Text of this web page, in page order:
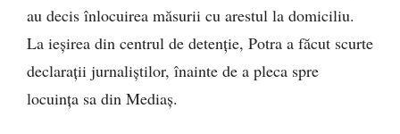
au decis înlocuirea măsurii cu arestul la domiciliu.
La ieșirea din centrul de detenție, Potra a făcut scurte
declarații jurnaliștilor, înainte de a pleca spre
locuința sa din Mediaș.